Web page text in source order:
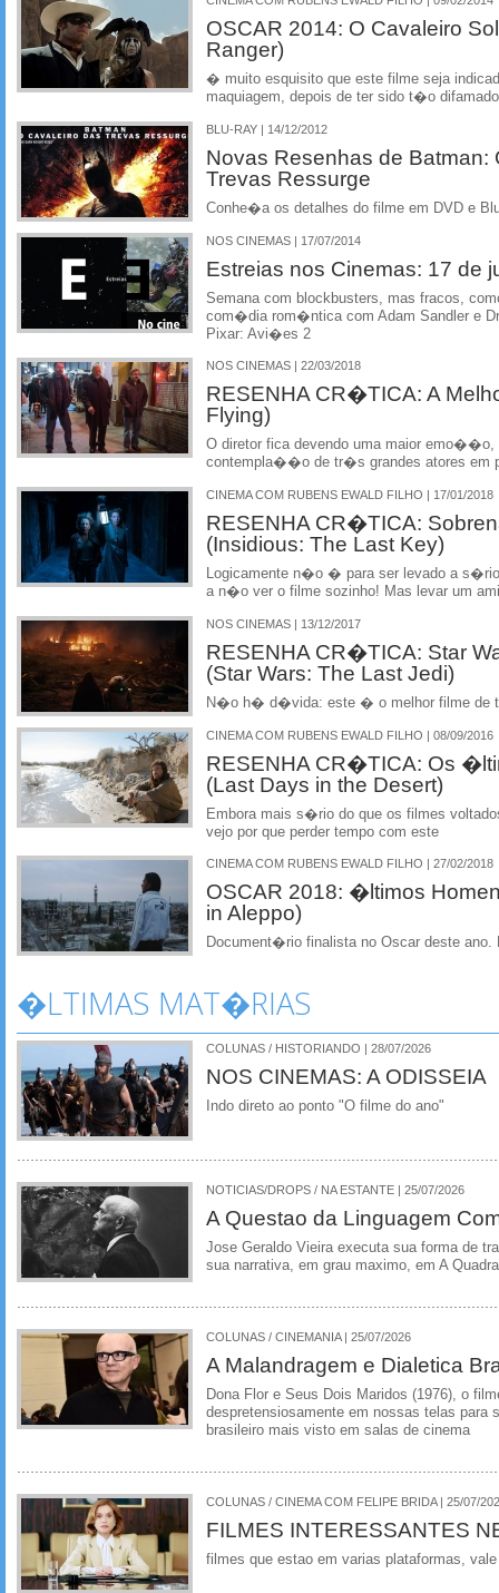
OSCAR 2014: O Cavaleiro
Ranger)
� muito esquisito que este filme seja
maquiagem, depois de ter sido t�o
BLU-RAY | 14/12/2012
Novas Resenhas de Batman:
Trevas Ressurge
Conhe�a os detalhes do filme em DVD e
NOS CINEMAS | 17/07/2014
Estreias nos Cinemas: 17 de
Semana com blockbusters, mas fracos,
com�dia rom�ntica com Adam Sandler e
Pixar: Avi�es 2
NOS CINEMAS | 22/03/2018
RESENHA CR�TICA: A
Flying)
O diretor fica devendo uma maior emo��o,
contempla��o de tr�s grandes atores em
CINEMA COM RUBENS EWALD FILHO | 17/01/2018
RESENHA CR�TICA:
(Insidious: The Last Key)
Logicamente n�o � para ser levado a
a n�o ver o filme sozinho! Mas levar um
NOS CINEMAS | 13/12/2017
RESENHA CR�TICA: Star
(Star Wars: The Last Jedi)
N�o h� d�vida: este � o melhor filme de
CINEMA COM RUBENS EWALD FILHO | 08/09/2016
RESENHA CR�TICA: Os
(Last Days in the Desert)
Embora mais s�rio do que os filmes
vejo por que perder tempo com este
CINEMA COM RUBENS EWALD FILHO | 27/02/2018
OSCAR 2018: �ltimos
in Aleppo)
Document�rio finalista no Oscar deste ano.
�LTIMAS MAT�RIAS
COLUNAS / HISTORIANDO | 28/07/2026
NOS CINEMAS: A ODISSEIA
Indo direto ao ponto "O filme do ano"
NOTICIAS/DROPS / NA ESTANTE | 25/07/2026
A Questao da Linguagem
Jose Geraldo Vieira executa sua forma de
sua narrativa, em grau maximo, em A
COLUNAS / CINEMANIA | 25/07/2026
A Malandragem e Dialetica
Dona Flor e Seus Dois Maridos (1976), o
despretensiosamente em nossas telas para
brasileiro mais visto em salas de cinema
COLUNAS / CINEMA COM FELIPE BRIDA | 25/07/
FILMES INTERESSANTES
filmes que estao em varias plataformas,